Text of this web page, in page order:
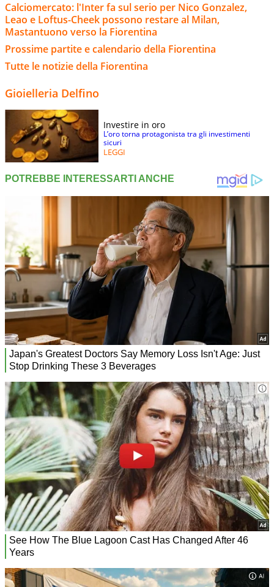
Calciomercato: l'Inter fa sul serio per Nico Gonzalez,
Leao e Loftus-Cheek possono restare al Milan,
Mastantuono verso la Fiorentina
Prossime partite e calendario della Fiorentina
Tutte le notizie della Fiorentina
Gioielleria Delfino
Investire in oro
L’oro torna protagonista tra gli investimenti
sicuri
LEGGI